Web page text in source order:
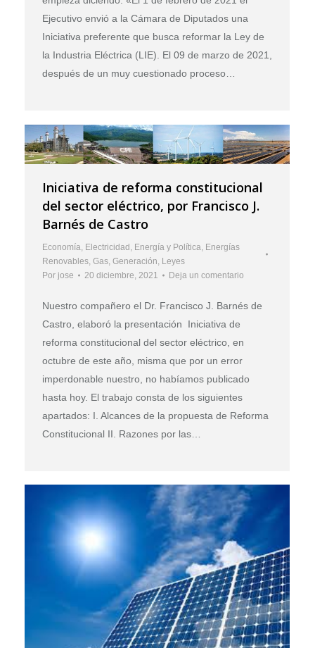
Ejecutivo envió a la Cámara de Diputados una
Iniciativa preferente que busca reformar la Ley de
la Industria Eléctrica (LIE). El 09 de marzo de 2021,
después de un muy cuestionado proceso…
Iniciativa de reforma constitucional
del sector eléctrico, por Francisco J.
Barnés de Castro
Economía Electricidad Energía y Política Energías
Renovables Gas Generación Leyes
Por jose 20 diciembre, 2021 Deja un comentario
Nuestro compañero el Dr. Francisco J. Barnés de
Castro, elaboró la presentación Iniciativa de
reforma constitucional del sector eléctrico, en
octubre de este año, misma que por un error
imperdonable nuestro, no habíamos publicado
hasta hoy. El trabajo consta de los siguientes
apartados: I. Alcances de la propuesta de Reforma
Constitucional II. Razones por las…